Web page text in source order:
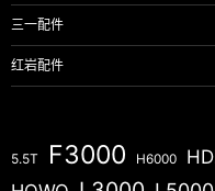
三一配件
红岩配件
5.5T F3000 H6000